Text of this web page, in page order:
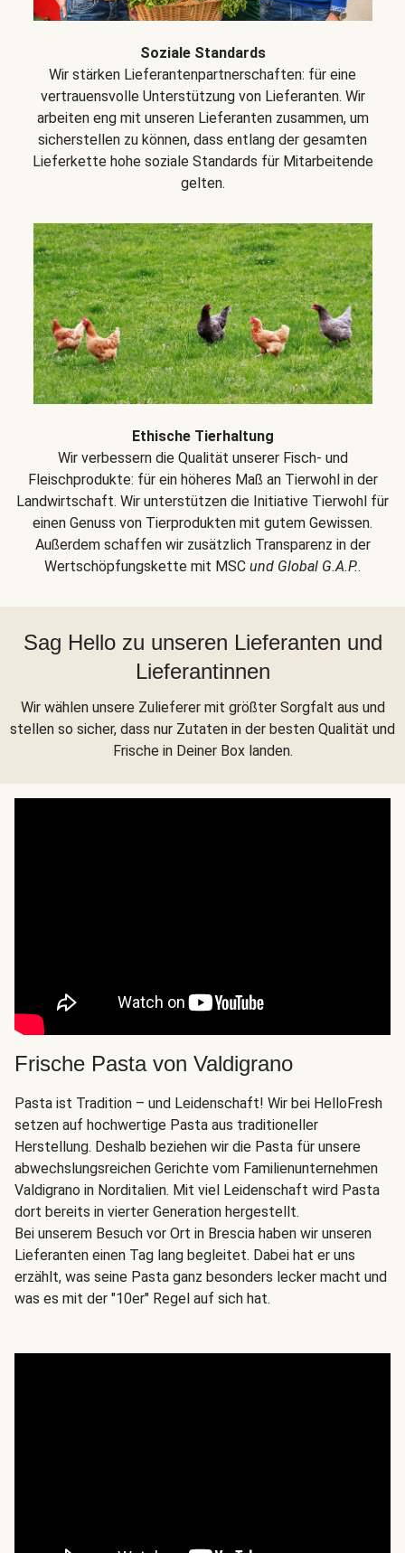
Soziale Standards
Wir stärken Lieferantenpartnerschaften: für eine
vertrauensvolle Unterstützung von Lieferanten. Wir
arbeiten eng mit unseren Lieferanten zusammen, um
sicherstellen zu können, dass entlang der gesamten
Lieferkette hohe soziale Standards für Mitarbeitende
gelten.
Ethische Tierhaltung
Wir verbessern die Qualität unserer Fisch- und
Fleischprodukte: für ein höheres Maß an Tierwohl in der
Landwirtschaft. Wir unterstützen die Initiative Tierwohl für
einen Genuss von Tierprodukten mit gutem Gewissen.
Außerdem schaffen wir zusätzlich Transparenz in der
Wertschöpfungskette mit MSC und Global G.A.P..
Sag Hello zu unseren Lieferanten und
Lieferantinnen
Wir wählen unsere Zulieferer mit größter Sorgfalt aus und
stellen so sicher, dass nur Zutaten in der besten Qualität und
Frische in Deiner Box landen.
Frische Pasta von Valdigrano
Pasta ist Tradition – und Leidenschaft! Wir bei HelloFresh
setzen auf hochwertige Pasta aus traditioneller
Herstellung. Deshalb beziehen wir die Pasta für unsere
abwechslungsreichen Gerichte vom Familienunternehmen
Valdigrano in Norditalien. Mit viel Leidenschaft wird Pasta
dort bereits in vierter Generation hergestellt.
Bei unserem Besuch vor Ort in Brescia haben wir unseren
Lieferanten einen Tag lang begleitet. Dabei hat er uns
erzählt, was seine Pasta ganz besonders lecker macht und
was es mit der "10er" Regel auf sich hat.